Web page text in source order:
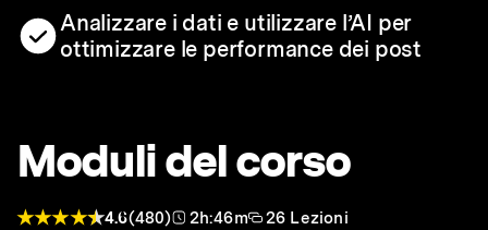
Analizzare i dati e utilizzare l’AI per
ottimizzare le performance dei post
Moduli del corso
4.6(480) 2h:46m
26 Lezioni